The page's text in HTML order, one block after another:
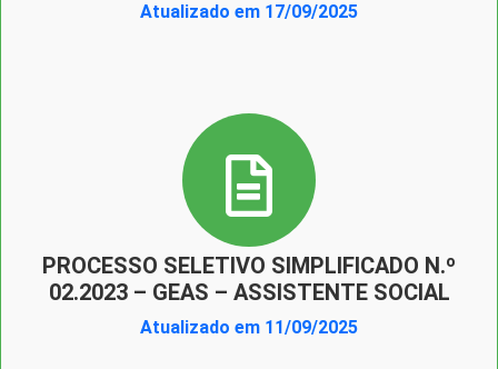
Atualizado em 17/09/2025
PROCESSO SELETIVO SIMPLIFICADO N.º
02.2023 – GEAS – ASSISTENTE SOCIAL
Atualizado em 11/09/2025